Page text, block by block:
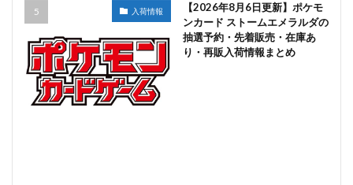
入荷情報
【2026年8月6日更新】ポケモ
ンカード ストームエメラルダの
抽選予約・先着販売・在庫あ
り・再販入荷情報まとめ